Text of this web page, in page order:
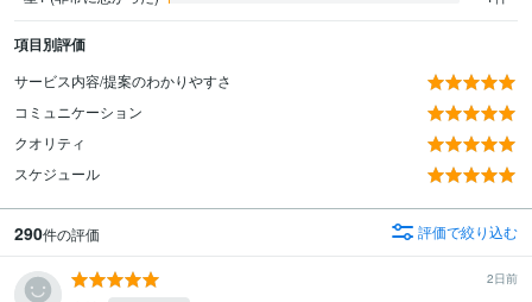
項目別評価
サービス内容/提案のわかりやすさ
コミュニケーション
クオリティ
スケジュール
290件の評価 評価で絞り込む
2日前